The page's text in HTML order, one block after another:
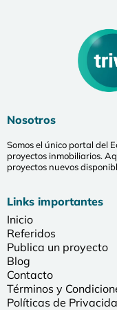
Nosotros
Somos el único portal del
proyectos inmobiliarios.
proyectos nuevos
Links importantes
Inicio
Referidos
Publica un proyecto
Blog
Contacto
Términos y
Políticas de